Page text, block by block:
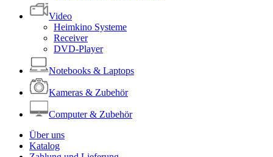
Video
Heimkino Systeme
Receiver
DVD-Player
Notebooks & Laptops
Kameras & Zubehör
Computer & Zubehör
Über uns
Katalog